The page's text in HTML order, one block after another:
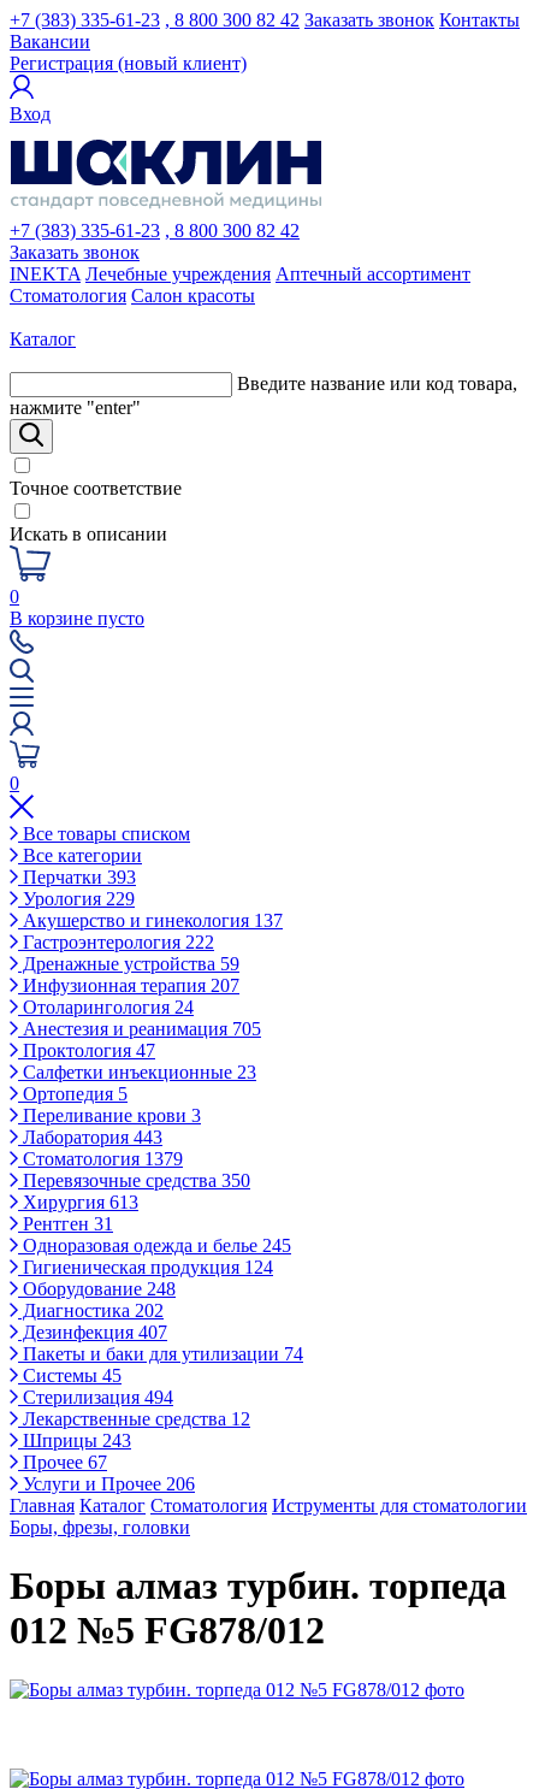
+7 (383) 335-61-23 , 8 800 300 82 42 Заказать звонок Контакты
Вакансии
Регистрация (новый клиент)
Вход
+7 (383) 335-61-23 , 8 800 300 82 42
Заказать звонок
INEKTA Лечебные учреждения Аптечный ассортимент
Стоматология Салон красоты
Каталог
Введите название или код товара,
нажмите "enter"
Точное соответствие
Искать в описании
0
В корзине пусто
0
Все товары списком
Все категории
Перчатки 393
Урология 229
Акушерство и гинекология 137
Гастроэнтерология 222
Дренажные устройства 59
Инфузионная терапия 207
Отоларингология 24
Анестезия и реанимация 705
Проктология 47
Салфетки инъекционные 23
Ортопедия 5
Переливание крови 3
Лаборатория 443
Стоматология 1379
Перевязочные средства 350
Хирургия 613
Рентген 31
Одноразовая одежда и белье 245
Гигиеническая продукция 124
Оборудование 248
Диагностика 202
Дезинфекция 407
Пакеты и баки для утилизации 74
Системы 45
Стерилизация 494
Лекарственные средства 12
Шприцы 243
Прочее 67
Услуги и Прочее 206
Главная Каталог Стоматология Иструменты для стоматологии
Боры, фрезы, головки
Боры алмаз турбин. торпеда
012 №5 FG878/012